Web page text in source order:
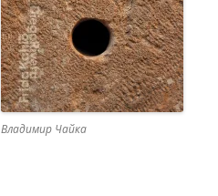
Владимир Чайка